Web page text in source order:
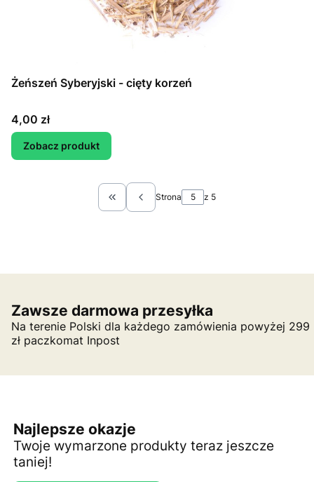
Żeńszeń Syberyjski - cięty korzeń
Cena
4,00 zł
Zobacz produkt
Wróć do pierwszej strony z produktami
Strona z 5
Zawsze darmowa przesyłka
Na terenie Polski dla każdego zamówienia powyżej 299
zł paczkomat Inpost
Najlepsze okazje
Twoje wymarzone produkty teraz jeszcze
taniej!